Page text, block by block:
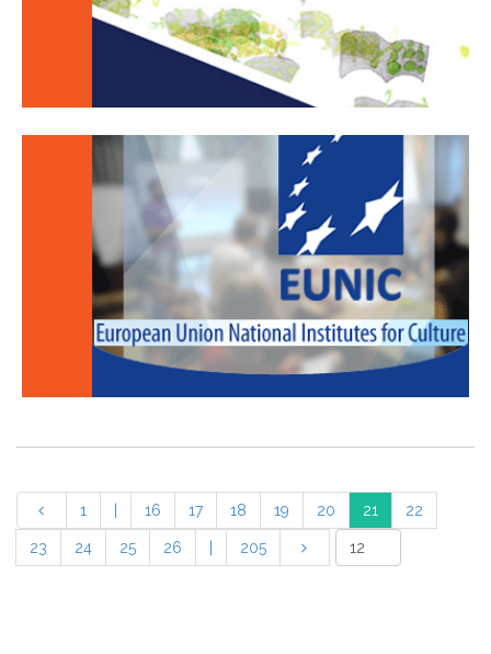
1 16 17 18 19 20 21 22
23 24 25 26 205